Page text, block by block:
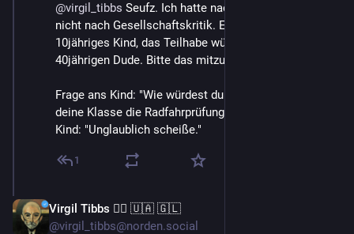
@virgil_tibbs Seufz. Ich hatte nach einem Rad gefragt,
nicht nach Gesellschaftskritik. Es handelt sich um ein
10jähriges Kind, das Teilhabe wünscht, nicht um nen
40jährigen Dude. Bitte das mitzubedenken.
Frage ans Kind: "Wie würdest du dich fühlen, wenn
deine Klasse die Radfahrprüfung macht und du nicht?"
Kind: "Unglaublich scheiße."
1
Virgil Tibbs 🏳️‍🌈 🇺🇦 🇬🇱
@virgil_tibbs@norden.social